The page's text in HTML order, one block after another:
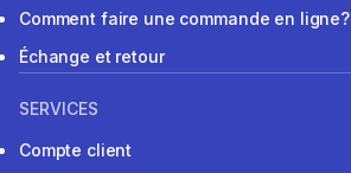
Comment faire une commande en ligne?
Échange et retour
SERVICES
Compte client